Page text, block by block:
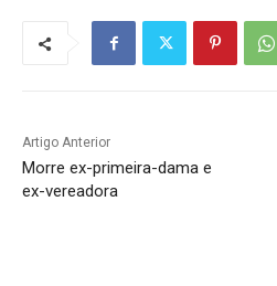
Artigo Anterior
Morre ex-primeira-dama e
ex-vereadora